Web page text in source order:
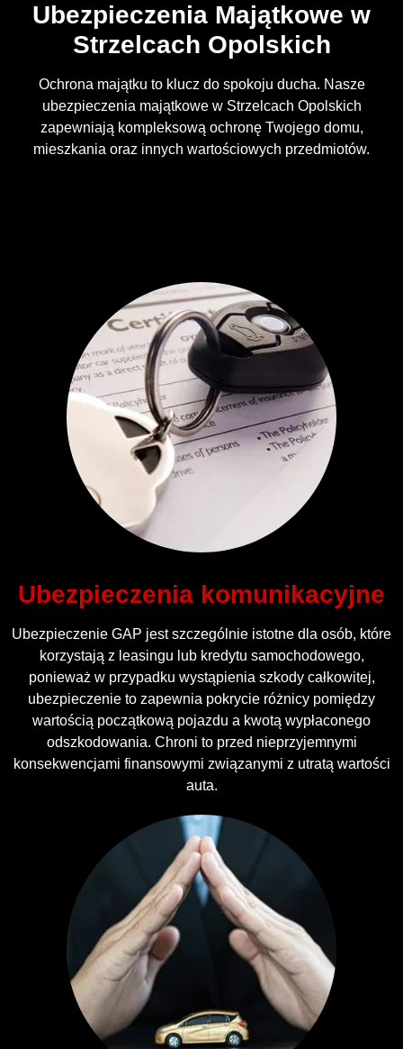
Ubezpieczenia Majątkowe w
Strzelcach Opolskich
Ochrona majątku to klucz do spokoju ducha. Nasze
ubezpieczenia majątkowe w Strzelcach Opolskich
zapewniają kompleksową ochronę Twojego domu,
mieszkania oraz innych wartościowych przedmiotów.
Ubezpieczenia komunikacyjne
Ubezpieczenie GAP jest szczególnie istotne dla osób, które
korzystają z leasingu lub kredytu samochodowego,
ponieważ w przypadku wystąpienia szkody całkowitej,
ubezpieczenie to zapewnia pokrycie różnicy pomiędzy
wartością początkową pojazdu a kwotą wypłaconego
odszkodowania. Chroni to przed nieprzyjemnymi
konsekwencjami finansowymi związanymi z utratą wartości
auta.